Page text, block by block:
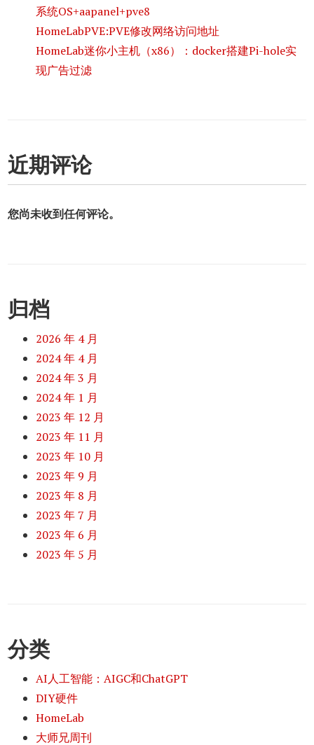
系统OS+aapanel+pve8
HomeLabPVE:PVE修改网络访问地址
HomeLab迷你小主机（x86）：docker搭建Pi-hole实
现广告过滤
近期评论
您尚未收到任何评论。
归档
2026 年 4 月
2024 年 4 月
2024 年 3 月
2024 年 1 月
2023 年 12 月
2023 年 11 月
2023 年 10 月
2023 年 9 月
2023 年 8 月
2023 年 7 月
2023 年 6 月
2023 年 5 月
分类
AI人工智能：AIGC和ChatGPT
DIY硬件
HomeLab
大师兄周刊